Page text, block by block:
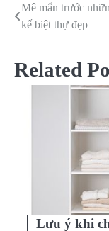
Điều
hướng
bài
viết
Mê mẩn trước
kế biệt thự đẹp
Related
Lưu ý khi